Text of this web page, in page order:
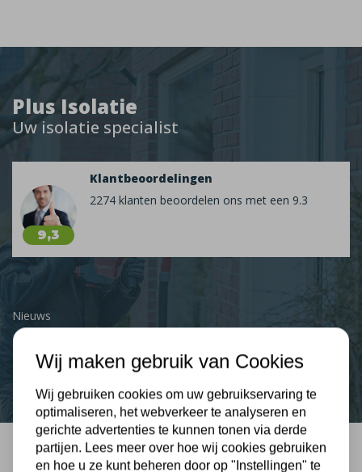
Plus Isolatie
Uw isolatie specialist
9,3
Klantbeoordelingen
2274 klanten beoordelen ons met een 9.3
Nieuws
ContactWij maken gebruik van Cookies
Wij gebruiken cookies om uw gebruikservaring te
optimaliseren, het webverkeer te analyseren en
gerichte advertenties te kunnen tonen via derde
partijen. Lees meer over hoe wij cookies gebruiken
en hoe u ze kunt beheren door op "Instellingen" te